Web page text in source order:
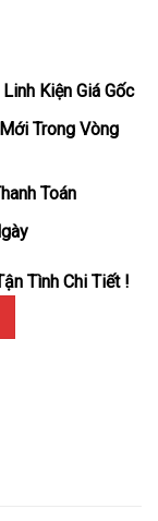
Kiện Giá Gốc
Trong Vòng
Toán
Tình Chi Tiết !
Alternative